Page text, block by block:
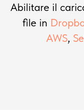
Abilitare il
file in
AWS,